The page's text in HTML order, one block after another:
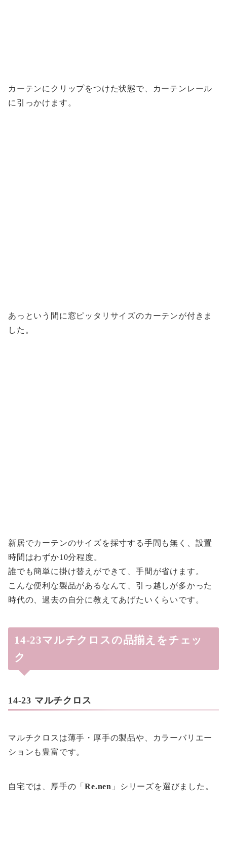
カーテンにクリップをつけた状態で、カーテンレール
に引っかけます。
あっという間に窓ピッタリサイズのカーテンが付きま
した。
新居でカーテンのサイズを採寸する手間も無く、設置
時間はわずか10分程度。
誰でも簡単に掛け替えができて、手間が省けます。
こんな便利な製品があるなんて、引っ越しが多かった
時代の、過去の自分に教えてあげたいくらいです。
14-23マルチクロスの品揃えをチェッ
ク
14-23 マルチクロス
マルチクロスは薄手・厚手の製品や、カラーバリエー
ションも豊富です。
自宅では、厚手の「Re.nen 」シリーズを選びました。